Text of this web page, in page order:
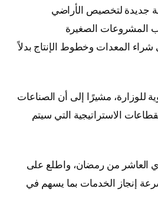
جديدة لتخصيص الأراضي
المشروعات الصغيرة
شراء المعدات وخطوط الإنتاج بدلاً
للوزارة، مشيرًا إلى أن الصناعات
الاستراتيجية التي سيتم
العاشر من رمضان، واطلع على
إنجاز الخدمات بما يسهم في